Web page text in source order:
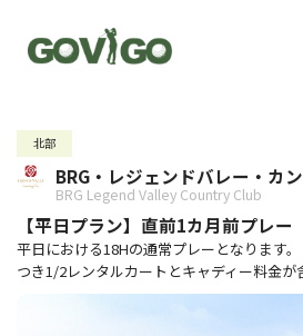
北部
BRG・レジェンドバレー・カ
BRG Legend Valley Country Club
【平日プラン】直前1カ月前プレー
平日における18Hの通常プレーとなります
つき1/2レンタルカートとキャディー料金が